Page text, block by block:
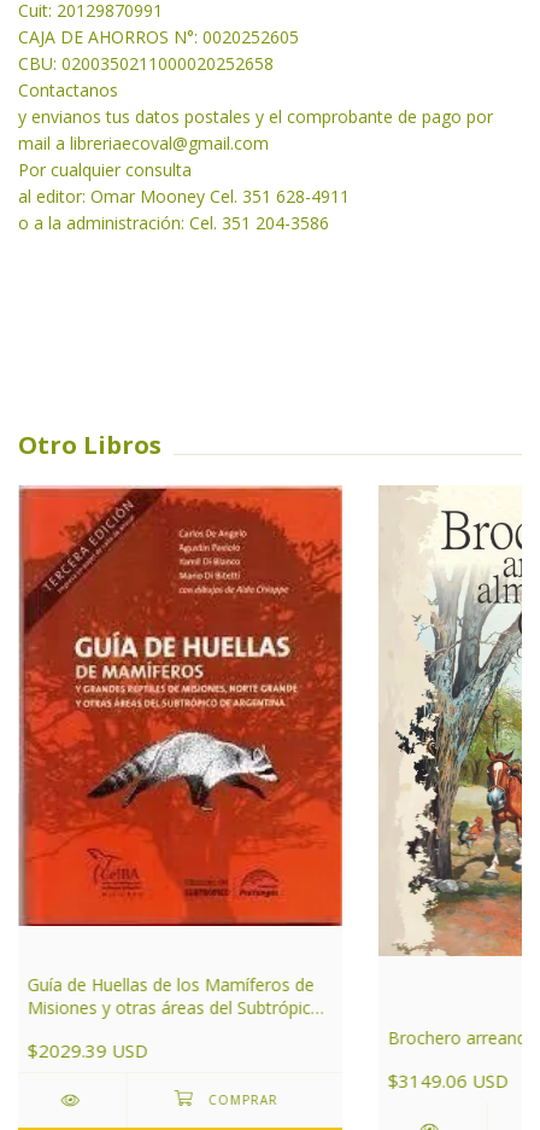
Cuit: 20129870991
CAJA DE AHORROS N°: 0020252605
CBU: 0200350211000020252658
Contactanos
y envianos tus datos postales y el comprobante de pago por
mail a libreriaecoval@gmail.com
Por cualquier consulta
al editor: Omar Mooney Cel. 351 628-4911
o a la administración: Cel. 351 204-3586
Otro Libros
Guía de Huellas de los Mamíferos de
Misiones y otras áreas del Subtrópico
$2029.39 USD
Brochero
$3149.06 USD